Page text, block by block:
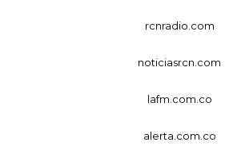
rcnradio.com
noticiasrcn.com
lafm.com.co
alerta.com.co